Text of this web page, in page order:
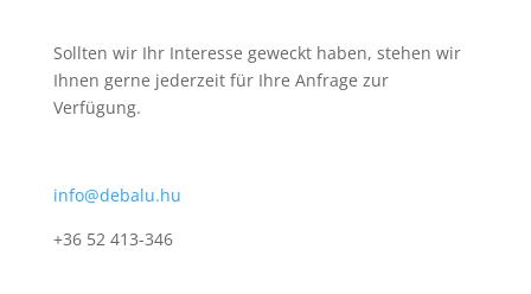
Sollten wir Ihr Interesse geweckt haben, stehen wir
Ihnen gerne jederzeit für Ihre Anfrage zur
Verfügung.
info@debalu.hu
+36 52 413-346